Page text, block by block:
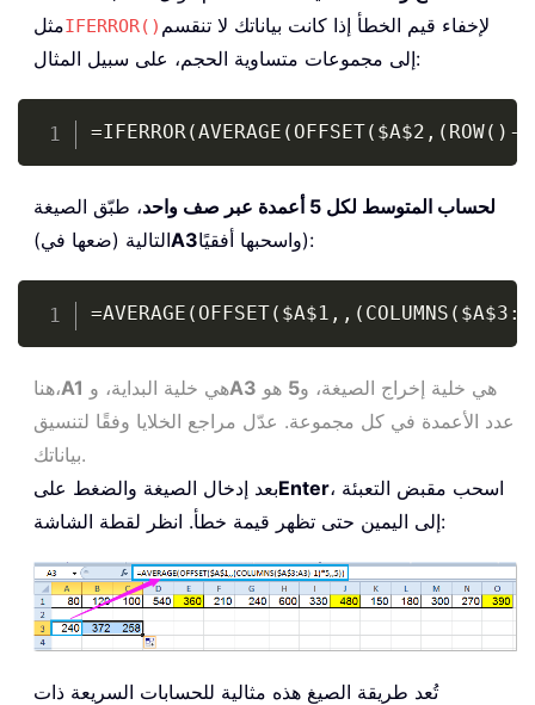
مثلIFERROR() لإخفاء قيم الخطأ إذا كانت بياناتك لا تنقسم
إلى مجموعات متساوية الحجم، على سبيل المثال:
Copy
لحساب المتوسط لكل 5 أعمدة عبر صف واحد
، طبّق الصيغة
التالية (ضعها في)A3 واسحبها أفقيًا):
Copy
هنا،A1 هي خلية البداية، وA3 هي خلية إخراج الصيغة، و5 هو
عدد الأعمدة في كل مجموعة. عدّل مراجع الخلايا وفقًا لتنسيق
بياناتك.
بعد إدخال الصيغة والضغط علىEnter، اسحب مقبض التعبئة
إلى اليمين حتى تظهر قيمة خطأ. انظر لقطة الشاشة:
تُعد طريقة الصيغ هذه مثالية للحسابات السريعة ذات